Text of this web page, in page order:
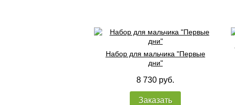
Набор для мальчика "Первые
дни"
8 730 руб.
Заказать